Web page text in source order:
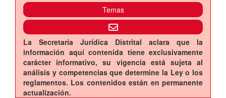
Temas
La Secretaría Jurídica Distrital aclara que la
información aquí contenida tiene exclusivamente
carácter informativo, su vigencia está sujeta al
análisis y competencias que determine la Ley o los
reglamentos. Los contenidos están en permanente
actualización.